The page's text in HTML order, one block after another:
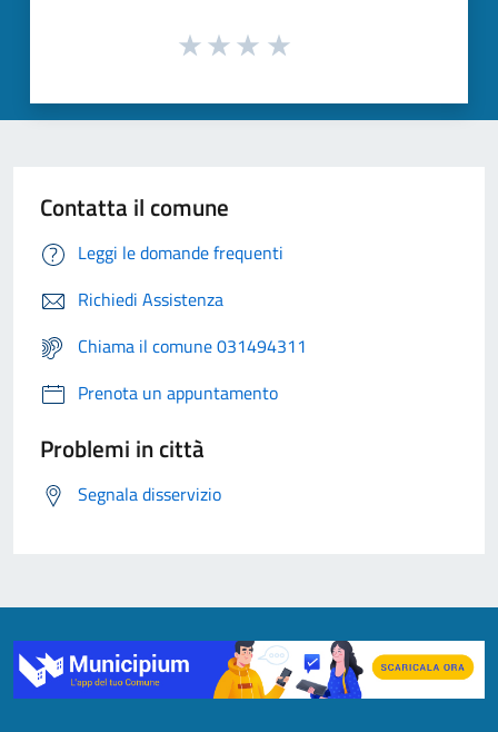
Contatta il comune
Leggi le domande frequenti
Richiedi Assistenza
Chiama il comune 031494311
Prenota un appuntamento
Problemi in città
Segnala disservizio